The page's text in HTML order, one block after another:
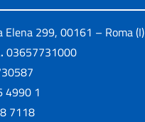
Elena 299, 00161 – Roma (I)
03657731000
4990 1
7118